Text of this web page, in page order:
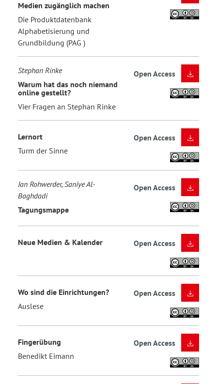
Medien zugänglich machen
Die Produktdatenbank
Alphabetisierung und
Grundbildung (PAG )
Stephan Rinke
Warum hat das noch niemand
online gestellt?
Vier Fragen an Stephan Rinke
Open Access
Lernort
Turm der Sinne
Open Access
Jan Rohwerder, Saniye Al-
Baghdadi
Tagungsmappe
Open Access
Neue Medien & Kalender Open Access
Wo sind die Einrichtungen?
Auslese
Open Access
Fingerübung
Benedikt Eimann
Open Access